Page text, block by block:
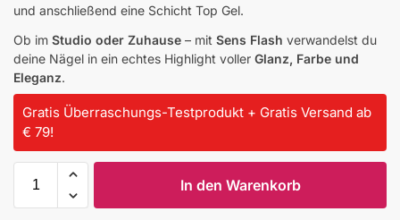
und anschließend eine Schicht Top Gel.
Ob im Studio oder Zuhause – mit Sens Flash verwandelst du
deine Nägel in ein echtes Highlight voller Glanz, Farbe und
Eleganz.
Gratis Überraschungs-Testprodukt + Gratis Versand ab
€ 79!
In den Warenkorb